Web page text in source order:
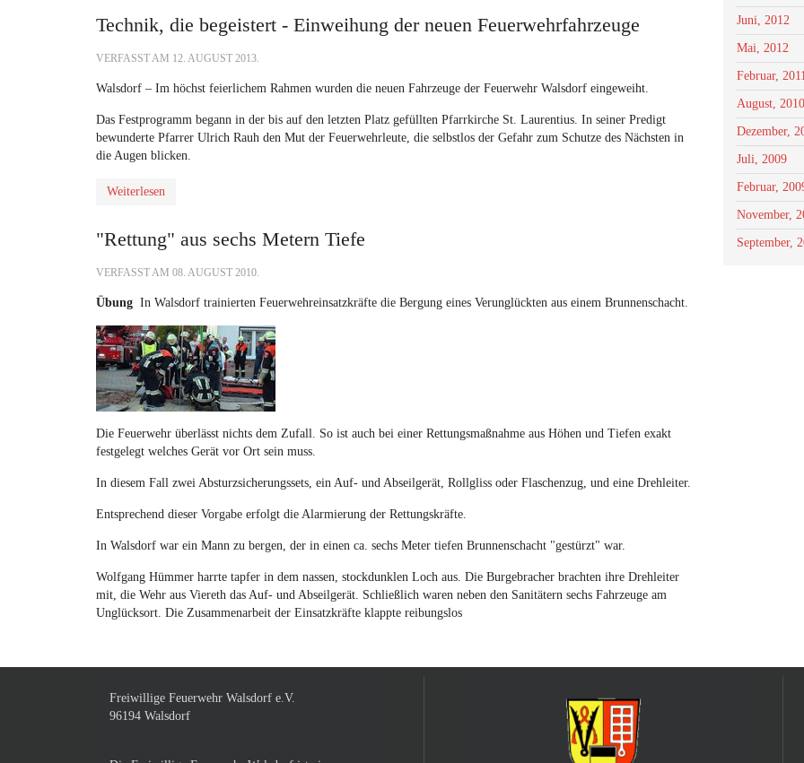
Technik, die begeistert - Einweihung der neuen Feuerwehrfahrzeuge
VERFASST AM 12. AUGUST 2013.
Walsdorf – Im höchst feierlichem Rahmen wurden die neuen Fahrzeuge der Feuerwehr Walsdorf eingeweiht.
Das Festprogramm begann in der bis auf den letzten Platz gefüllten Pfarrkirche St. Laurentius. In seiner Predigt
bewunderte Pfarrer Ulrich Rauh den Mut der Feuerwehrleute, die selbstlos der Gefahr zum Schutze des Nächsten in
die Augen blicken.
Weiterlesen
"Rettung" aus sechs Metern Tiefe
VERFASST AM 08. AUGUST 2010.
Übung In Walsdorf trainierten Feuerwehreinsatzkräfte die Bergung eines Verunglückten aus einem Brunnenschacht.
Die Feuerwehr überlässt nichts dem Zufall. So ist auch bei einer Rettungsmaßnahme aus Höhen und Tiefen exakt
festgelegt welches Gerät vor Ort sein muss.
In diesem Fall zwei Absturzsicherungssets, ein Auf- und Abseilgerät, Rollgliss oder Flaschenzug, und eine Drehleiter.
Entsprechend dieser Vorgabe erfolgt die Alarmierung der Rettungskräfte.
In Walsdorf war ein Mann zu bergen, der in einen ca. sechs Meter tiefen Brunnenschacht "gestürzt" war.
Wolfgang Hümmer harrte tapfer in dem nassen, stockdunklen Loch aus. Die Burgebracher brachten ihre Drehleiter
mit, die Wehr aus Viereth das Auf- und Abseilgerät. Schließlich waren neben den Sanitätern sechs Fahrzeuge am
Unglücksort. Die Zusammenarbeit der Einsatzkräfte klappte reibungslos
Juni, 2012
Mai, 2012
Februar,
August, 2010
Dezember,
Juli, 2009
Februar,
November,
September,
Freiwillige Feuerwehr Walsdorf e.V.
96194 Walsdorf